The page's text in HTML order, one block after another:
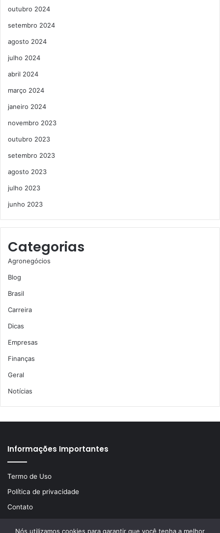
outubro 2024
setembro 2024
agosto 2024
julho 2024
abril 2024
março 2024
janeiro 2024
novembro 2023
outubro 2023
setembro 2023
agosto 2023
julho 2023
junho 2023
Categorias
Agronegócios
Blog
Brasil
Carreira
Dicas
Empresas
Finanças
Geral
Notícias
Informações Importantes
Termo de Uso
Política de privacidade
Contato
Nós utilizamos cookies para garantir que você tenha a melhor